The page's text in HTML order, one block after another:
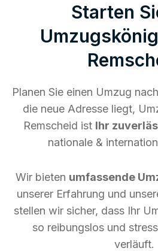
Starten
Planen Sie einen Umzug
die neue Adresse liegt,
Remscheid ist Ihr
nationale &
Wir bieten umfassende
unserer Erfahrung und
stellen wir sicher, dass Ihr
so reibungslos und
verläuft.